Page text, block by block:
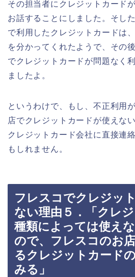
その担当者にクレジットカード
お話することにしました。そし
で利用したクレジットカードは
を分かってくれたようで、その
でクレジットカードが問題なく
ましたよ。
というわけで、もし、不正利用
店でクレジットカードが使えな
クレジットカード会社に直接連
もしれません。
フレスコでクレジッ
ない理由５．「クレ
種類によっては使え
ので、フレスコのお
るクレジットカード
みる」